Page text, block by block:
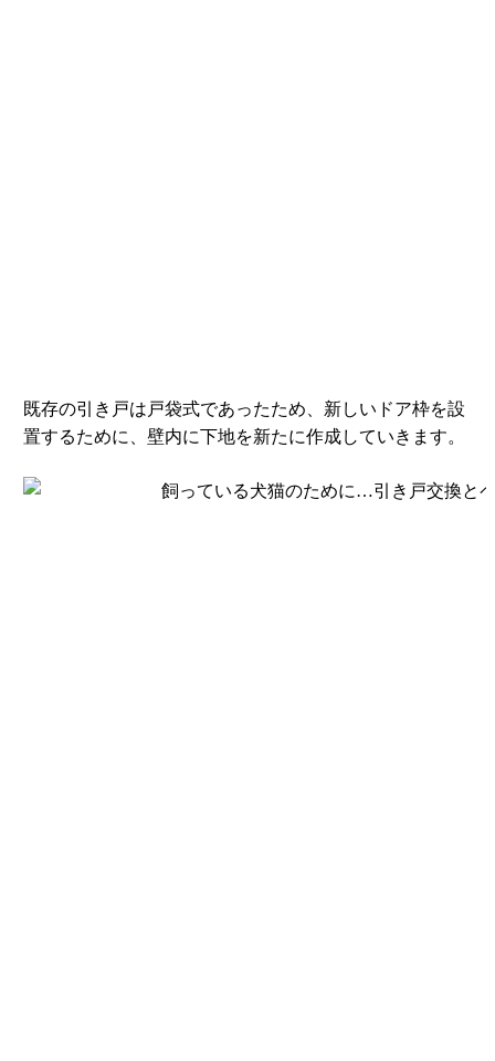
既存の引き戸は戸袋式であったため、新しいドア枠を設
置するために、壁内に下地を新たに作成していきます。